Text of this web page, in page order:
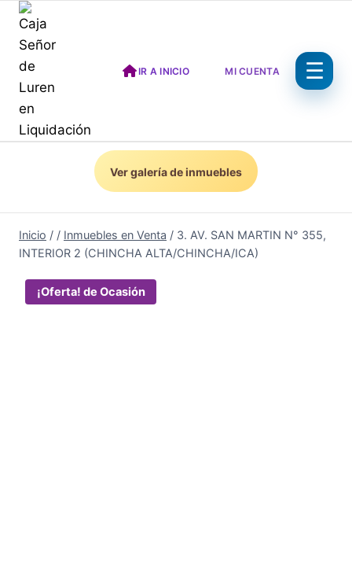
Saltar
contenido
IR A INICIO MI CUENTA
Ver galería de inmuebles
Inicio / / Inmuebles en Venta / 3. AV. SAN MARTIN N° 355,
INTERIOR 2 (CHINCHA ALTA/CHINCHA/ICA)
¡Oferta!